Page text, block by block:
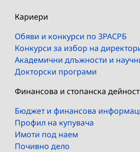
Кариери
Обяви и конкурси по ЗРАСРБ
Конкурси за избор на
Академични длъжности и
Докторски програми
Финансова и стопанска дейност
Бюджет и финансова
Профил на купувача
Имоти под наем
Почивно дело